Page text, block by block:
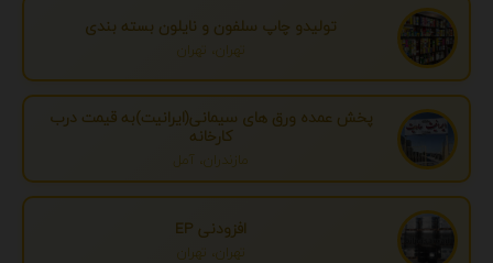
تولیدو چاپ سلفون و نایلون بسته بندی
تهران، تهران
پخش عمده ورق های سیمانی(ایرانیت)به قیمت درب
کارخانه
مازندران، آمل
افزودنی EP
تهران، تهران